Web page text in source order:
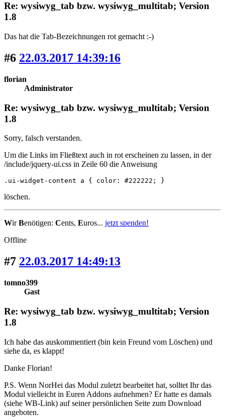
Re: wysiwyg_tab bzw. wysiwyg_multitab; Version
1.8
Das hat die Tab-Bezeichnungen rot gemacht :-)
#6 22.03.2017 14:39:16
florian
Administrator
Re: wysiwyg_tab bzw. wysiwyg_multitab; Version
1.8
Sorry, falsch verstanden.
Um die Links im Fließtext auch in rot erscheinen zu lassen, in der
/include/jquery-ui.css in Zeile 60 die Anweisung
.ui-widget-content a { color: #222222; }
löschen.
WirBenötigen: Cents, Euros... jetzt spenden!
Offline
#7 22.03.2017 14:49:13
tomno399
Gast
Re: wysiwyg_tab bzw. wysiwyg_multitab; Version
1.8
Ich habe das auskommentiert (bin kein Freund vom Löschen) und
siehe da, es klappt!
Danke Florian!
P.S. Wenn NorHei das Modul zuletzt bearbeitet hat, solltet Ihr das
Modul vielleicht in Euren Addons aufnehmen? Er hatte es damals
(siehe WB-Link) auf seiner persönlichen Seite zum Download
angeboten.